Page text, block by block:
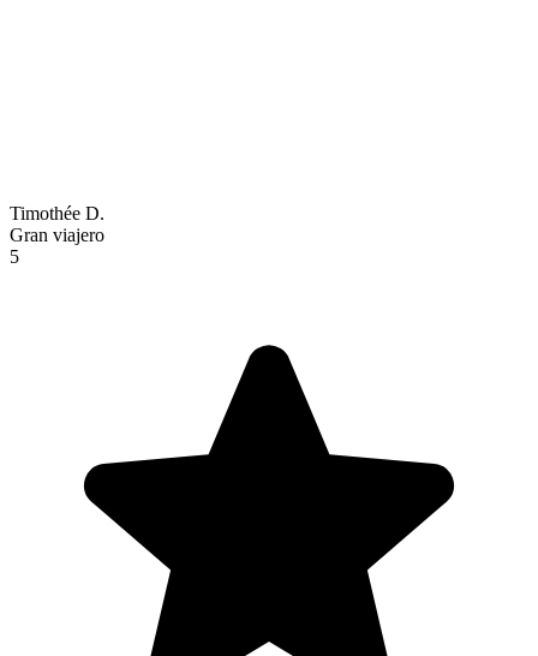
Timothée D.
Gran viajero
5